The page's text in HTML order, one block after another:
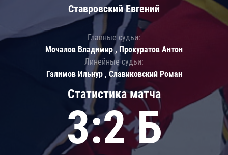
Статистика матча
3:2 Б
Ставровский Евгений
Главные судьи:
Мочалов Владимир , Прокуратов Антон
Линейные судьи:
Галимов Ильнур , Славиковский Роман